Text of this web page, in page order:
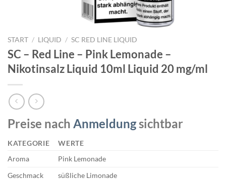
START / LIQUID / SC RED LINE LIQUID
SC – Red Line – Pink Lemonade –
Nikotinsalz Liquid 10ml Liquid 20 mg/ml
Preise nach Anmeldungsichtbar
KATEGORIE
WERTE
Aroma
Pink Lemonade
Geschmack
süßliche Limonade